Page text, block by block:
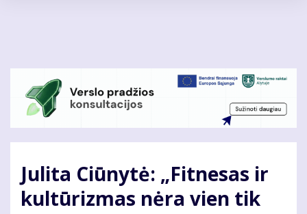
Julita Ciūnytė: „Fitnesas ir
kultūrizmas nėra vien tik